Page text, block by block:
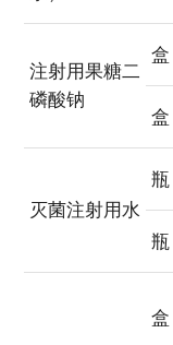
注射用果糖二
磷酸钠
盒
盒
灭菌注射用水
瓶
瓶
盒